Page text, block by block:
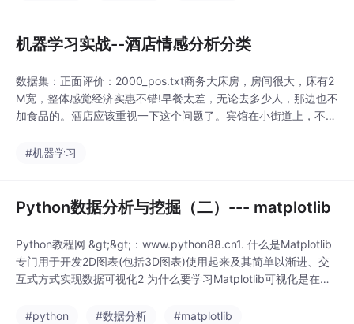
机器学习实战--酒店情感分析分类
数据集：正面评价：2000_pos.txt商务大床房，房间很大，床有2
M宽，整体感觉经济实惠不错!早餐太差，无论去多少人，那边也不
加食品的。酒店应该重视一下这个问题了。宾馆在小街道上，不大
安静整洁，交通方便，吃的周围也挺多．唯一不足，卫生间地漏设
#机器学习
Python数据分析与挖掘（二）--- matplotlib
Python教程网 &gt;&gt;：www.python88.cn1. 什么是Matplotlib
专门用于开发2D图表(包括3D图表)使用起来及其简单以渐进、交
互式方式实现数据可视化2 为什么要学习Matplotlib可视化是在整
的分析方法。能将数据进行可视化,更直观的呈现使数据更加客
#python #数据分析 #matplotlib